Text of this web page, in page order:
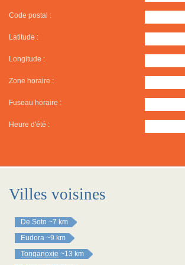
Code postal :
Latitude :
Longitude :
Zone horaire :
Fuseau horaire :
Heure d'été :
Villes voisines
De Soto ~7 km
Eudora ~9 km
Tonganoxie ~13 km